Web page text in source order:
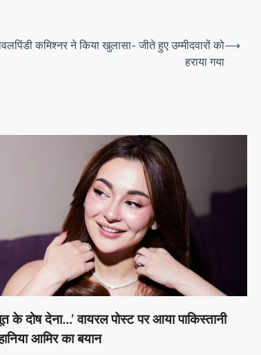
कमिश्नर ने किया खुलासा- जीते हुए उम्मीदवारों को
हराया गया
⟶
के दोष देना…’ वायरल पोस्ट पर आया पाकिस्तानी
आमिर का बयान